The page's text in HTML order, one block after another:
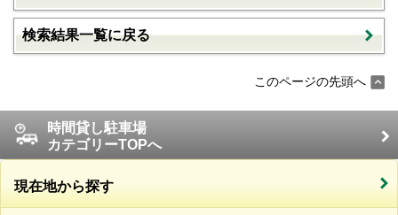
検索結果一覧に戻る
このページの先頭へ
時間貸し駐車場
カテゴリーTOPへ
現在地から探す